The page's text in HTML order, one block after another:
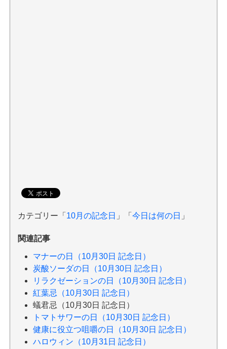
カテゴリー「 10月の記念日 」「 今日は何の日 」
関連記事
マナーの日（10月30日 記念日）
炭酸ソーダの日（10月30日 記念日）
リラクゼーションの日（10月30日 記念日）
紅葉忌（10月30日 記念日）
蟻君忌（10月30日 記念日）
トマトサワーの日（10月30日 記念日）
健康に役立つ咀嚼の日（10月30日 記念日）
ハロウィン（10月31日 記念日）